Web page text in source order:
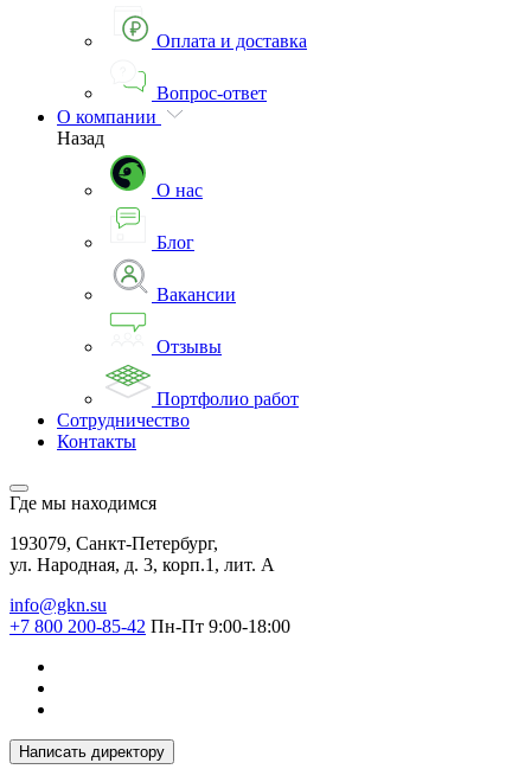
Оплата и доставка
Вопрос-ответ
О компании
Назад
О нас
Блог
Вакансии
Отзывы
Портфолио работ
Сотрудничество
Контакты
Где мы находимся
193079, Санкт-Петербург,
ул. Народная, д. 3, корп.1, лит. А
info@gkn.su
+7 800 200-85-42 Пн-Пт 9:00-18:00
Написать директору